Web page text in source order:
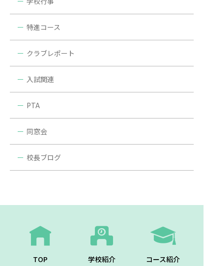
特進コース
クラブレポート
入試関連
PTA
同窓会
校長ブログ
TOP 学校紹介 コース紹介